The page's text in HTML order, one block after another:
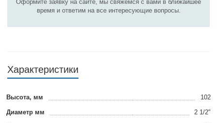
Оформите заявку на сайте, мы свяжемся с вами в ближайшее
время и ответим на все интересующие вопросы.
Характеристики
Высота, мм 102
Диаметр мм 2 1/2"